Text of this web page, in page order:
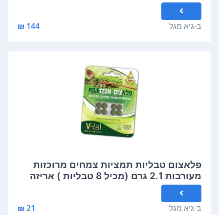
ב-גיא מגל 144 ₪
פלאצום טבליות תמציות צמחים מרוכזות
מעורבות 2.1 גרם (מכיל 8 טבליות ) אריזה
זוגית PELETZOM
ב-גיא מגל 21 ₪